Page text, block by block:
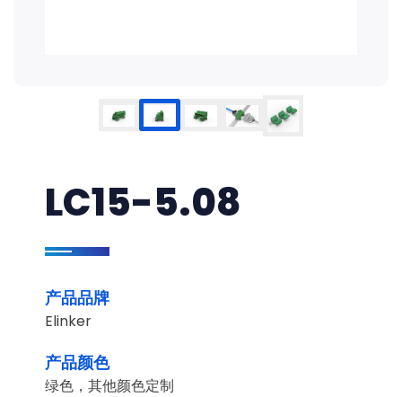
LC15-5.08
产品品牌
Elinker
产品颜色
绿色，其他颜色定制